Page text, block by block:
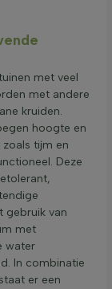
met veel
met andere
kruiden.
hoogte en
tijm en
Deze
gebruik van
met
water
In combinatie
er een